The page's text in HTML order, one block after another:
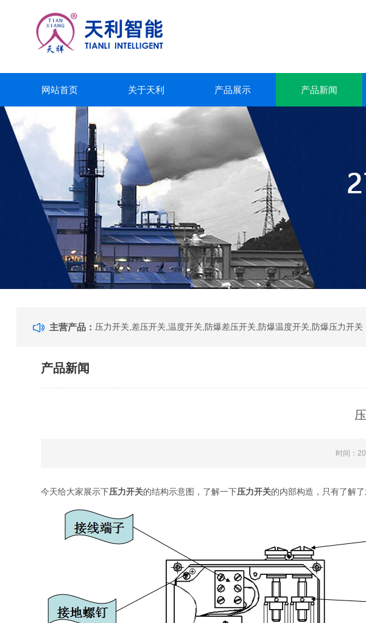
网站首页 关于天利 产品展示 产品新闻
主营产品： 压力开关,差压开关,温度开关,防爆差压开关,防爆温度开关,防爆压力开关
产品新闻
时间：
今天给大家展示下压力开关的结构示意图，了解一下压力开关的内部构造，只有了解